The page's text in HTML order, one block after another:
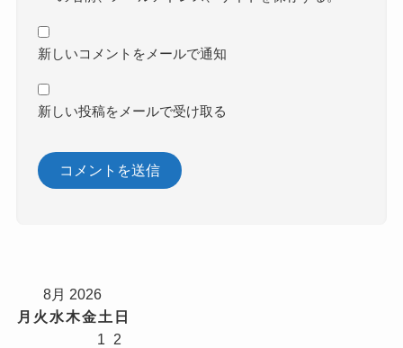
新しいコメントをメールで通知
新しい投稿をメールで受け取る
8月 2026
月 火 水木金土 日
1
2